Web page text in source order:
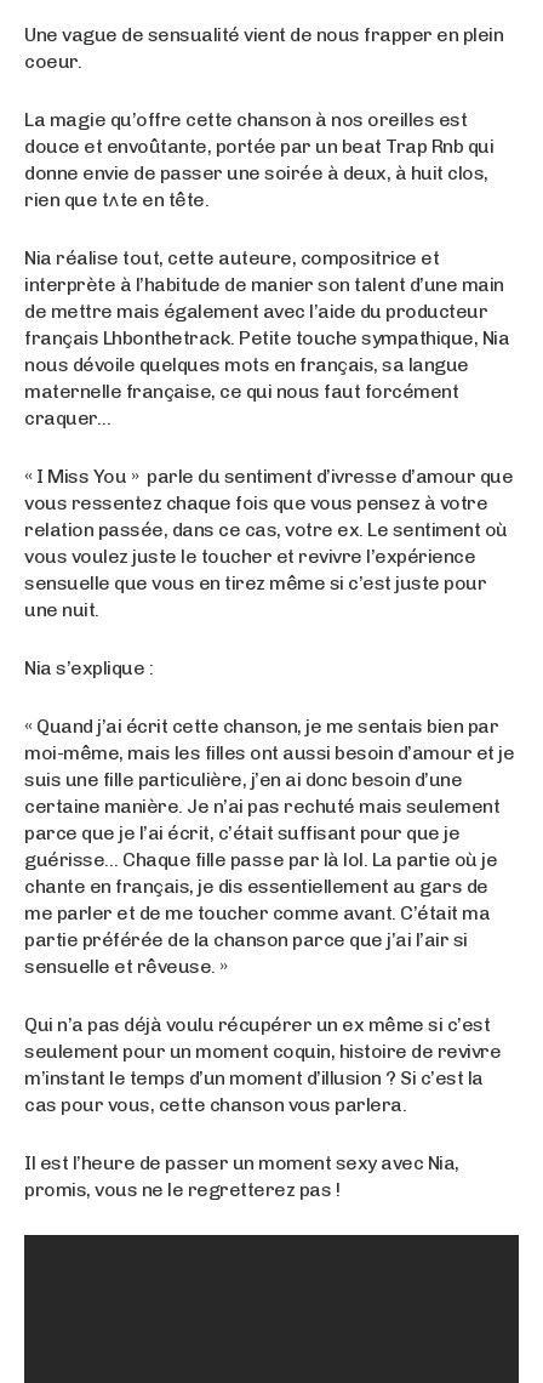
Une vague de sensualité vient de nous frapper en plein
coeur.
La magie qu’offre cette chanson à nos oreilles est
douce et envoûtante, portée par un beat Trap Rnb qui
donne envie de passer une soirée à deux, à huit clos,
rien que t^te en tête.
Nia réalise tout, cette auteure, compositrice et
interprète à l’habitude de manier son talent d’une main
de mettre mais également avec l’aide du producteur
français Lhbonthetrack. Petite touche sympathique, Nia
nous dévoile quelques mots en français, sa langue
maternelle française, ce qui nous faut forcément
craquer…
« I Miss You » parle du sentiment d’ivresse d’amour que
vous ressentez chaque fois que vous pensez à votre
relation passée, dans ce cas, votre ex. Le sentiment où
vous voulez juste le toucher et revivre l’expérience
sensuelle que vous en tirez même si c’est juste pour
une nuit.
Nia s’explique :
« Quand j’ai écrit cette chanson, je me sentais bien par
moi-même, mais les filles ont aussi besoin d’amour et je
suis une fille particulière, j’en ai donc besoin d’une
certaine manière. Je n’ai pas rechuté mais seulement
parce que je l’ai écrit, c’était suffisant pour que je
guérisse… Chaque fille passe par là lol. La partie où je
chante en français, je dis essentiellement au gars de
me parler et de me toucher comme avant. C’était ma
partie préférée de la chanson parce que j’ai l’air si
sensuelle et rêveuse. »
Qui n’a pas déjà voulu récupérer un ex même si c’est
seulement pour un moment coquin, histoire de revivre
m’instant le temps d’un moment d’illusion ? Si c’est la
cas pour vous, cette chanson vous parlera.
Il est l’heure de passer un moment sexy avec Nia,
promis, vous ne le regretterez pas !